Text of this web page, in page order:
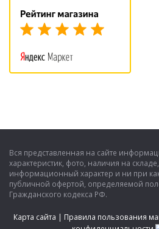
Вся представленная на сайте
характеристик, фото, наличия на
информационный характер и ни при
публичной офертой, определяемой
Гражданского кодекса РФ.
Карта сайта | Правила пользования